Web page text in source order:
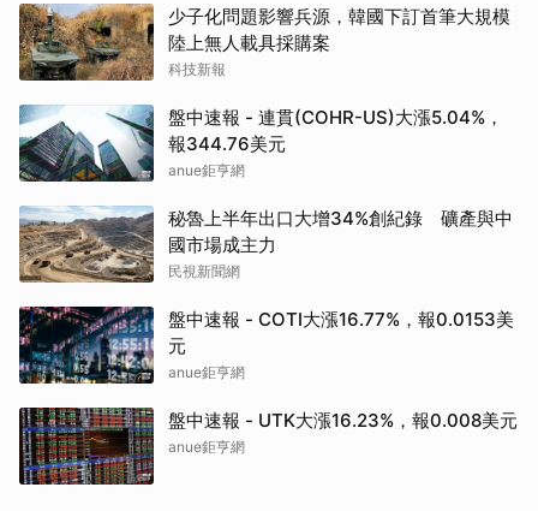
報344.76美元
anue鉅亨網
國市場成主力
民視新聞網
元
anue鉅亨網
anue鉅亨網
0.0333美元
anue鉅亨網